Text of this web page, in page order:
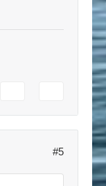
#5